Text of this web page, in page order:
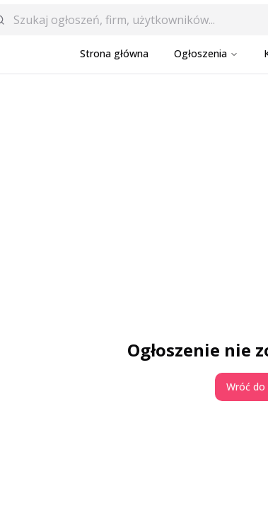
Strona główna Ogłoszenia
Ogłoszenie nie
Wróć do